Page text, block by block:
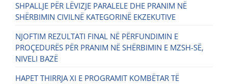
SHPALLJE PËR LËVIZJE PARALELE DHE PRANIM NË
SHËRBIMIN CIVILNË KATEGORINË EKZEKUTIVE
NJOFTIM REZULTATI FINAL NË PËRFUNDIMIN E
PROÇEDURËS PËR PRANIM NË SHËRBIMIN E MZSH-SË,
NIVELI BAZË
HAPET THIRRJA XI E PROGRAMIT KOMBËTAR TË